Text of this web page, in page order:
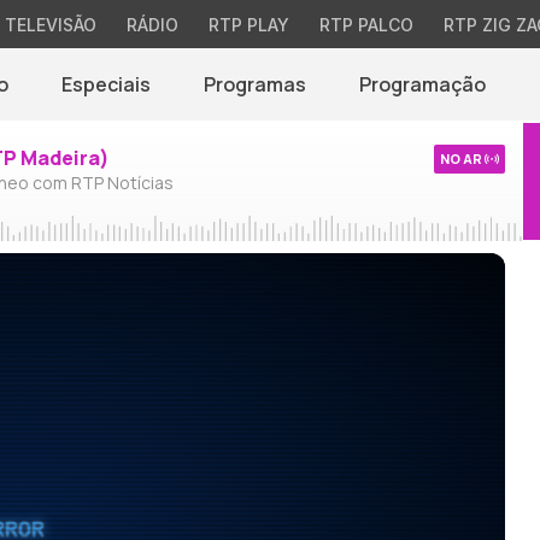
TELEVISÃO RÁDIO RTP PLAY RTP PALCO RTP ZIG
Especiais Programas Programação
Madeira)
com RTP Notícias
NO AR